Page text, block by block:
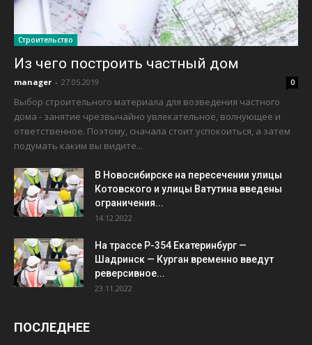
Строительство
Из чего построить частный дом
manager - 27.05.2019 0
Выбор строительного материала для возведения частного
дома - занятие чрезвычайно увлекательное, волнующее и
ответственное. Поэтому, сначала стоит успокоиться, а затем
подумать каким вы видите...
В Новосибирске на пересечении улицы
Котовского и улицы Ватутина введены
ограничения...
14.12.2022
На трассе Р-354 Екатеринбург —
Шадринск — Курган временно введут
реверсивное...
23.11.2022
ПОСЛЕДНЕЕ